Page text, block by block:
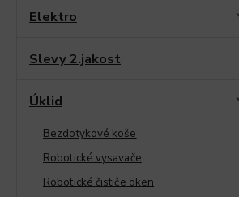
Elektro
Slevy 2.jakost
Úklid
Bezdotykové koše
Robotické vysavače
Robotické čističe oken